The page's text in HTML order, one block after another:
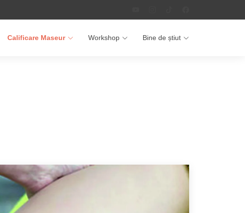
Calificare Maseur Workshop Bine de știut